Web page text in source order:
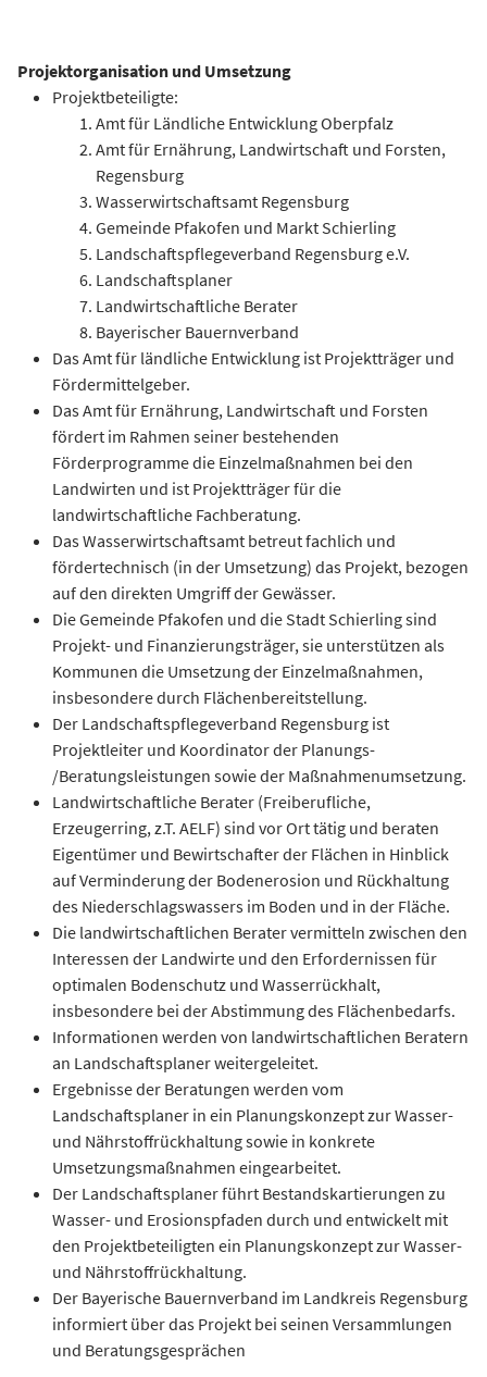
Projektorganisation und Umsetzung
Projektbeteiligte:
Amt für Ländliche Entwicklung Oberpfalz
Amt für Ernährung, Landwirtschaft und Forsten,
Regensburg
Wasserwirtschaftsamt Regensburg
Gemeinde Pfakofen und Markt Schierling
Landschaftspflegeverband Regensburg e.V.
Landschaftsplaner
Landwirtschaftliche Berater
Bayerischer Bauernverband
Das Amt für ländliche Entwicklung ist Projektträger und
Fördermittelgeber.
Das Amt für Ernährung, Landwirtschaft und Forsten
fördert im Rahmen seiner bestehenden
Förderprogramme die Einzelmaßnahmen bei den
Landwirten und ist Projektträger für die
landwirtschaftliche Fachberatung.
Das Wasserwirtschaftsamt betreut fachlich und
fördertechnisch (in der Umsetzung) das Projekt, bezogen
auf den direkten Umgriff der Gewässer.
Die Gemeinde Pfakofen und die Stadt Schierling sind
Projekt- und Finanzierungsträger, sie unterstützen als
Kommunen die Umsetzung der Einzelmaßnahmen,
insbesondere durch Flächenbereitstellung.
Der Landschaftspflegeverband Regensburg ist
Projektleiter und Koordinator der Planungs-
/Beratungsleistungen sowie der Maßnahmenumsetzung.
Landwirtschaftliche Berater (Freiberufliche,
Erzeugerring, z.T. AELF) sind vor Ort tätig und beraten
Eigentümer und Bewirtschafter der Flächen in Hinblick
auf Verminderung der Bodenerosion und Rückhaltung
des Niederschlagswassers im Boden und in der Fläche.
Die landwirtschaftlichen Berater vermitteln zwischen den
Interessen der Landwirte und den Erfordernissen für
optimalen Bodenschutz und Wasserrückhalt,
insbesondere bei der Abstimmung des Flächenbedarfs.
Informationen werden von landwirtschaftlichen Beratern
an Landschaftsplaner weitergeleitet.
Ergebnisse der Beratungen werden vom
Landschaftsplaner in ein Planungskonzept zur Wasser-
und Nährstoffrückhaltung sowie in konkrete
Umsetzungsmaßnahmen eingearbeitet.
Der Landschaftsplaner führt Bestandskartierungen zu
Wasser- und Erosionspfaden durch und entwickelt mit
den Projektbeteiligten ein Planungskonzept zur Wasser-
und Nährstoffrückhaltung.
Der Bayerische Bauernverband im Landkreis Regensburg
informiert über das Projekt bei seinen Versammlungen
und Beratungsgesprächen